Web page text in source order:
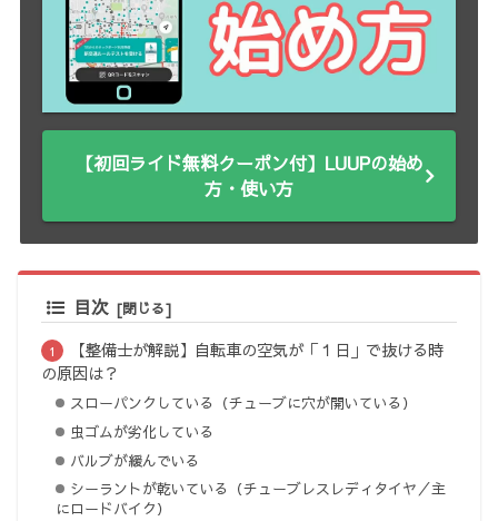
【初回ライド無料クーポン付】LUUPの始め
方・使い方
目次
【整備士が解説】自転車の空気が「１日」で抜ける時
の原因は？
スローパンクしている（チューブに穴が開いている）
虫ゴムが劣化している
バルブが緩んでいる
シーラントが乾いている（チューブレスレディタイヤ／主
にロードバイク）